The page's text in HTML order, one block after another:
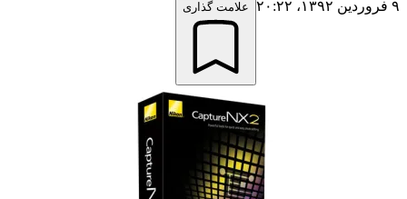
علامت گذاری